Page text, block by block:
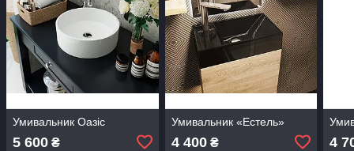
Умивальник Оазіс
5 600 ₴
Умивальник «Естель»
4 400₴ 4